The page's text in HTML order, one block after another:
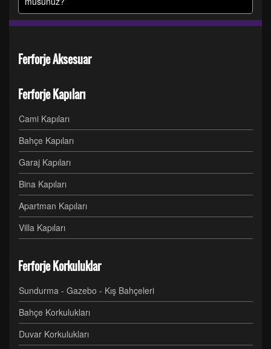
Ferforje Aksesuar
Ferforje Kapıları
Cami Kapıları
Bahçe Kapıları
Garaj Kapıları
Bina Kapıları
Apartman Kapıları
Villa Kapıları
Ferforje Korkuluklar
Sundurma - Gazebo - Kış Bahçeleri
Bahçe Korkulukları
Duvar Korkulukları